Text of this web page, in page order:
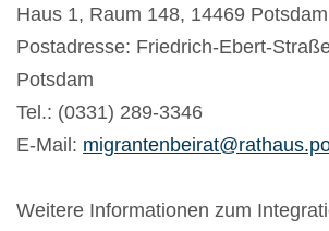
Haus 1, Raum 148, 14469 Potsdam
Postadresse: Friedrich-Ebert-
Potsdam
Tel.: (0331) 289-3346
E-Mail:
Weitere Informationen zum